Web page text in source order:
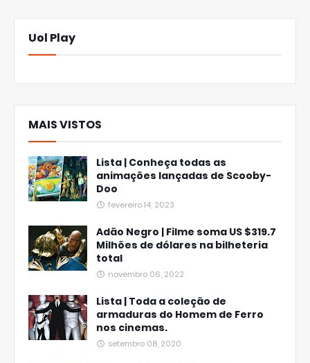
Uol Play
MAIS VISTOS
Lista | Conheça todas as
animações lançadas de Scooby-
Doo
fevereiro 14, 2023
Adão Negro | Filme soma US $319.7
Milhões de dólares na bilheteria
total
novembro 06, 2022
Lista | Toda a coleção de
armaduras do Homem de Ferro
nos cinemas.
setembro 08, 2020